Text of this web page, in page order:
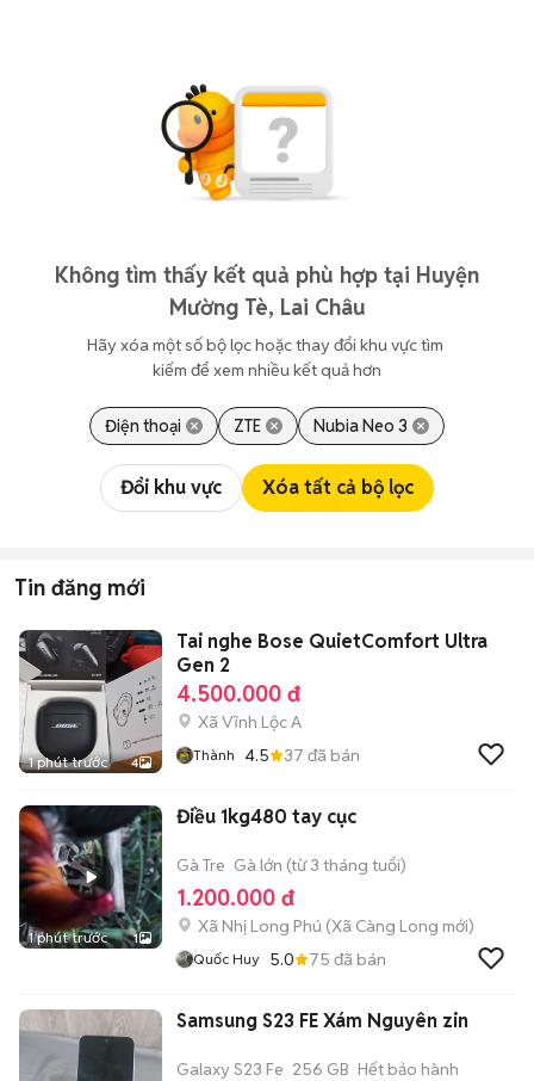
Không tìm thấy kết quả phù hợp tại Huyện
Mường Tè, Lai Châu
Hãy xóa một số bộ lọc hoặc thay đổi khu vực tìm
kiếm để xem nhiều kết quả hơn
Điện thoại ZTE Nubia Neo 3
Đổi khu vực Xóa tất cả bộ lọc
Tin đăng mới
1 phút trước 4
Tai nghe Bose QuietComfort Ultra
Gen 2
4.500.000 đ
Xã Vĩnh Lộc A
Thành 4.5 37 đã bán
1 phút trước 1
Điều 1kg480 tay cục
Gà Tre Gà lớn (từ 3 tháng tuổi)
1.200.000 đ
Xã Nhị Long Phú (Xã Càng Long mới)
Quốc Huy 5.0 75 đã bán
Samsung S23 FE Xám Nguyên zin
Galaxy S23 Fe 256 GB Hết bảo hành